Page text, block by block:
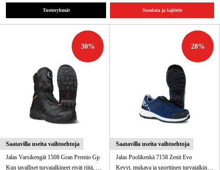
Sähkö ja rakentaminen
Tuotemerkit
Artikkelit & Oppaat
Usein kysytyt kysymykset
Tuoteryhmät Suodata ja lajittele
30%
Saatavilla useita vaihtoehtoja
Jalas Varsikengät 1508 Gran Premio Gp
Kun tavalliset turvajalkineet eivät riitä, korkeavartinen saapas, jossa on BOA®-kiinnitys, hoitaa homman.
28%
Saatavilla useita vaihtoehtoja
Jalas Puolikenkä 7158 Zenit Evo
Kevyt, mukava ja sporttinen turvajalkine, jossa BOA® ja naulaanastumissuoja.